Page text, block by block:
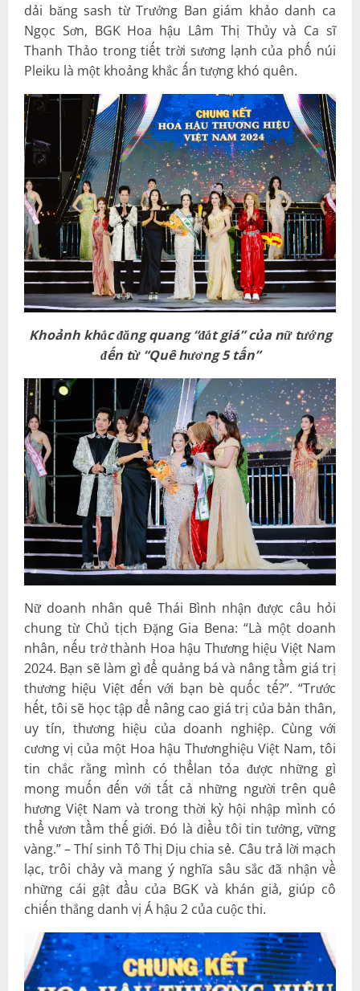
dải băng sash từ Trưởng Ban giám khảo danh ca
Ngọc Sơn, BGK Hoa hậu Lâm Thị Thủy và Ca sĩ
Thanh Thảo trong tiết trời sương lạnh của phố núi
Pleiku là một khoảng khắc ấn tượng khó quên.
Khoảnh khắc đăng quang “đắt giá” của nữ tướng
đến từ “Quê hương 5 tấn”
Nữ doanh nhân quê Thái Bình nhận được câu hỏi
chung từ Chủ tịch Đặng Gia Bena: “Là một doanh
nhân, nếu trở thành Hoa hậu Thương hiệu Việt Nam
2024. Bạn sẽ làm gì để quảng bá và nâng tầm giá trị
thương hiệu Việt đến với bạn bè quốc tế?”. “Trước
hết, tôi sẽ học tập để nâng cao giá trị của bản thân,
uy tín, thương hiệu của doanh nghiệp. Cùng với
cương vị của một Hoa hậu Thươnghiệu Việt Nam, tôi
tin chắc rằng mình có thểlan tỏa được những gì
mong muốn đến với tất cả những người trên quê
hương Việt Nam và trong thời kỳ hội nhập mình có
thể vươn tầm thế giới. Đó là điều tôi tin tưởng, vững
vàng.” – Thí sinh Tô Thị Dịu chia sẻ. Câu trả lời mạch
lạc, trôi chảy và mang ý nghĩa sâu sắc đã nhận về
những cái gật đầu của BGK và khán giả, giúp cô
chiến thắng danh vị Á hậu 2 của cuộc thi.